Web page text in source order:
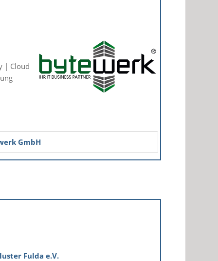
| Cloud
GmbH
Fulda e.V.